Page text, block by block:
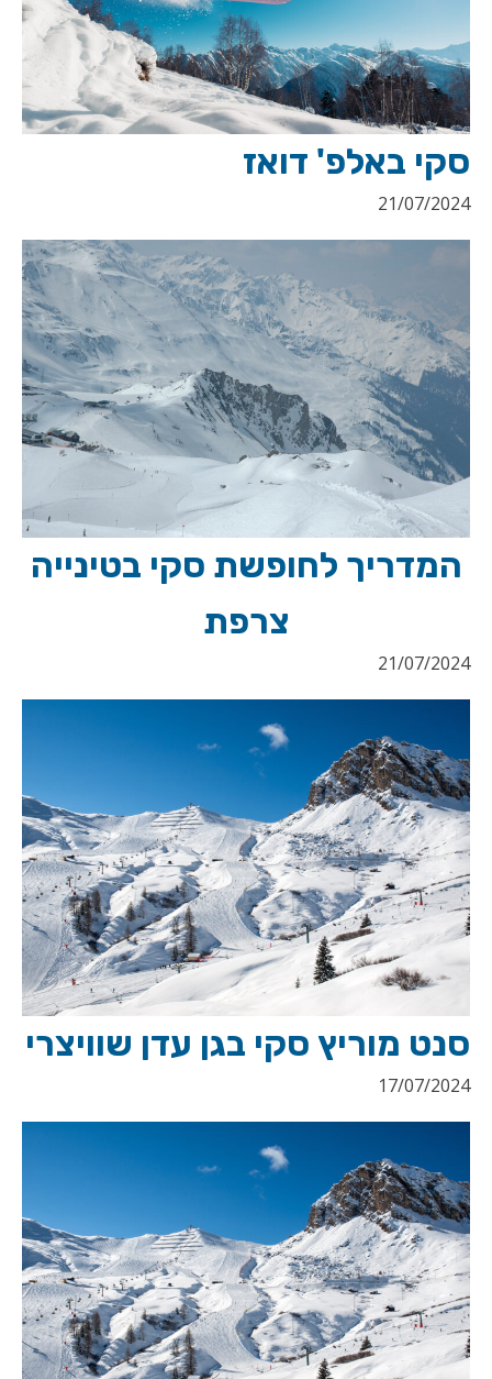
סקי באלפ' דואז
21/07/2024
המדריך לחופשת סקי בטינייה
צרפת
21/07/2024
סנט מוריץ סקי בגן עדן שוויצרי
17/07/2024